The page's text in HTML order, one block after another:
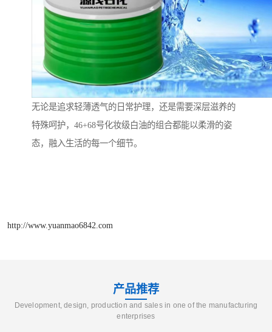
无论是追求轻薄透气的日常护理，还是需要深层滋养的
特殊呵护，46+68号化妆级白油的组合都能以柔滑的姿
态，融入生活的每一个细节。
http://www.yuanmao6842.com
产品推荐
Development, design, production and sales in one of the manufacturing
enterprises